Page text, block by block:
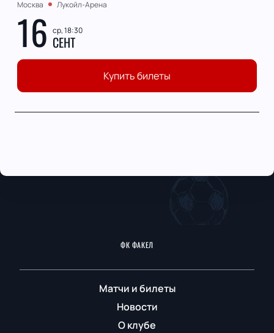
Москва Лукойл-Арена
16 ср, 18:30
СЕНТ
Купить билеты
ФК ФАКЕЛ
Матчи и билеты
Новости
О клубе